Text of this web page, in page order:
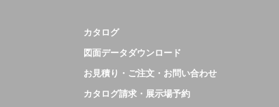
カタログ
図面データダウンロード
お見積り・ご注文・お問い合わせ
カタログ請求・展示場予約